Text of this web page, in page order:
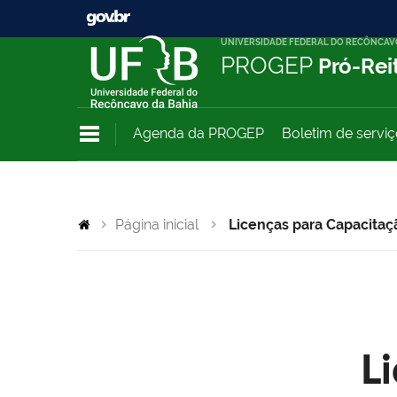
UNIVERSIDADE FEDERAL DO
PROGEP Pró-
Agenda da PROGEP Boletim de
Página inicial Licenças para